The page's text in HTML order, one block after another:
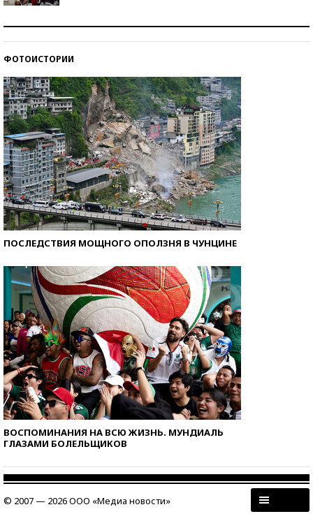
ФОТОИСТОРИИ
ПОСЛЕДСТВИЯ МОЩНОГО ОПОЛЗНЯ В ЧУНЦИНЕ
ВОСПОМИНАНИЯ НА ВСЮ ЖИЗНЬ. МУНДИАЛЬ
ГЛАЗАМИ БОЛЕЛЬЩИКОВ
© 2007 — 2026 ООО «Медиа новости»